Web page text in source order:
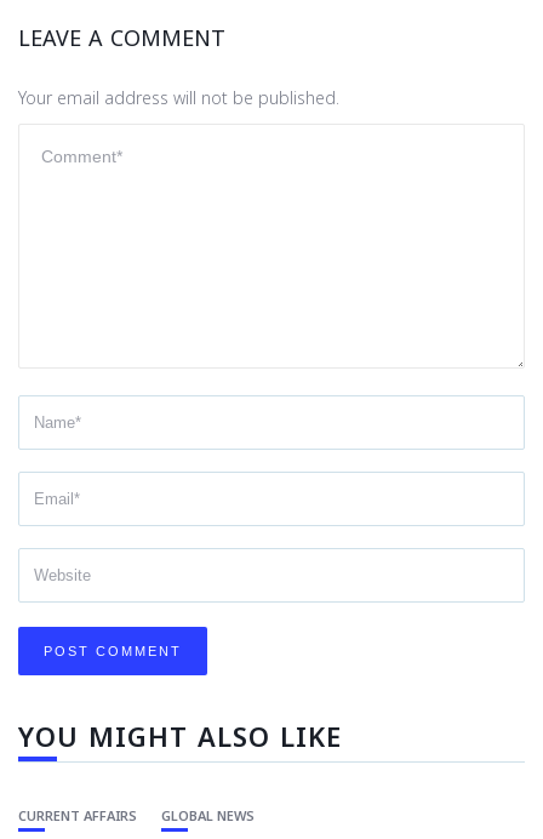
LEAVE A COMMENT
Your email address will not be published.
YOU MIGHT ALSO LIKE
CURRENT AFFAIRS GLOBAL NEWS